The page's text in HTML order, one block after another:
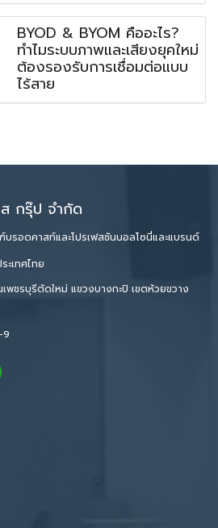
BYOD & BYOM คืออะไร?
ทำไมระบบภาพและเสียงยุคใหม่
ต้องรองรับการเชื่อมต่อแบบ
ไร้สาย
กรุ๊ป จำกัด
รอดคาสท์และโปรเฟสชันนอลโซนี่และแบรนด์
ะเทศไทย
พชรบุรีตัดใหม่ แขวงบางกะปิ เขตห้วยขวาง
9